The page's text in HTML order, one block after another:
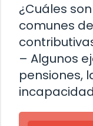
¿Cuáles
comunes
– Algunos
pensiones,